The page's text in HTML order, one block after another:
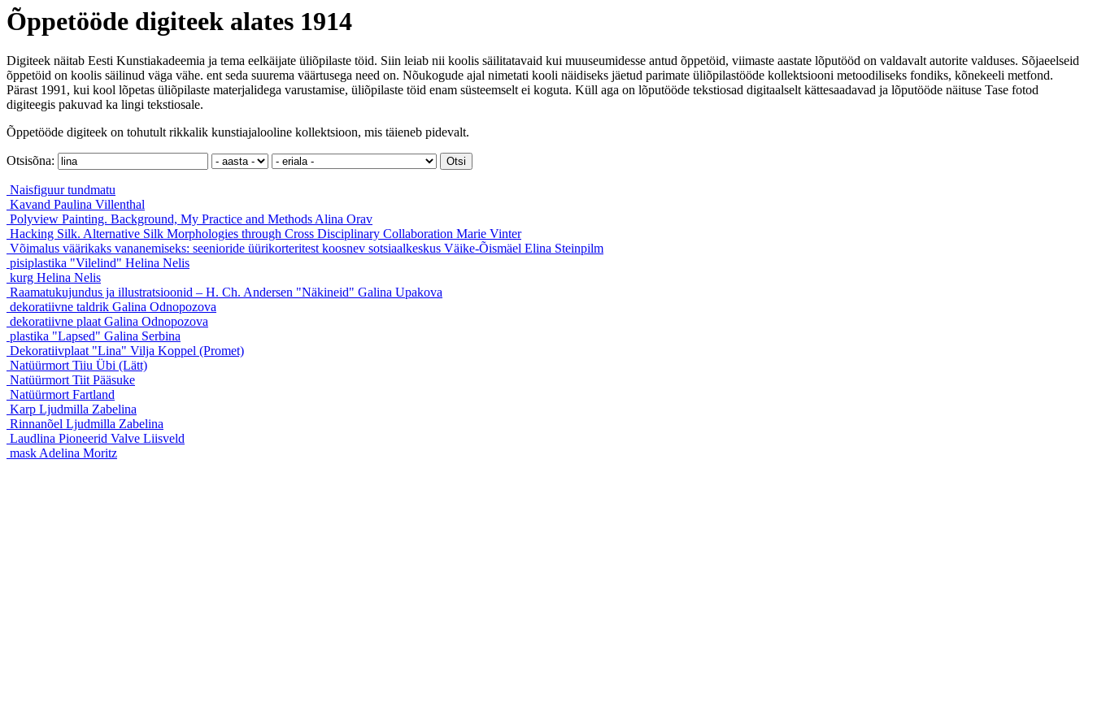
Õppetööde digiteek alates 1914
Digiteek näitab Eesti Kunstiakadeemia ja tema eelkäijate üliõpilaste töid. Siin leiab nii koolis säilitatavaid kui muuseumidesse antud õppetöid, viimaste aastate lõputööd on valdavalt autorite valduses. Sõjaeelseid
õppetöid on koolis säilinud väga vähe. ent seda suurema väärtusega need on. Nõukogude ajal nimetati kooli näidiseks jäetud parimate üliõpilastööde kollektsiooni metoodiliseks fondiks, kõnekeeli metfond.
Pärast 1991, kui kool lõpetas üliõpilaste materjalidega varustamise, üliõpilaste töid enam süsteemselt ei koguta. Küll aga on lõputööde tekstiosad digitaalselt kättesaadavad ja lõputööde näituse Tase fotod
digiteegis pakuvad ka lingi tekstiosale.
Õppetööde digiteek on tohutult rikkalik kunstiajalooline kollektsioon, mis täieneb pidevalt.
Otsisõna:
Naisfiguurtundmatu
Kavand Paulina Villenthal
Polyview Painting. Background, My Practice and MethodsAlina Orav
Hacking Silk. Alternative Silk Morphologies through Cross Disciplinary Collaboration Marie Vinter
Võimalus väärikaks vananemiseks: seenioride üürikorteritest koosnev sotsiaalkeskus Väike-Õismäel Elina Steinpilm
pisiplastika "Vilelind" Helina Nelis
kurg Helina Nelis
Raamatukujundus ja illustratsioonid – H. Ch. Andersen "Näkineid" Galina Upakova
dekoratiivne taldrik Galina Odnopozova
dekoratiivne plaatGalina Odnopozova
plastika "Lapsed" Galina Serbina
Dekoratiivplaat "Lina" Vilja Koppel (Promet)
NatüürmortTiiu Übi (Lätt)
NatüürmortTiit Pääsuke
NatüürmortFartland
Karp Ljudmilla Zabelina
Rinnanõel Ljudmilla Zabelina
Laudlina Pioneerid Valve Liisveld
maskAdelina Moritz